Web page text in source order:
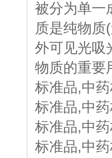
被分为单一
质是纯物质
外可见光吸
物质的重要
标准品,中
标准品,中
标准品,中
标准品,中